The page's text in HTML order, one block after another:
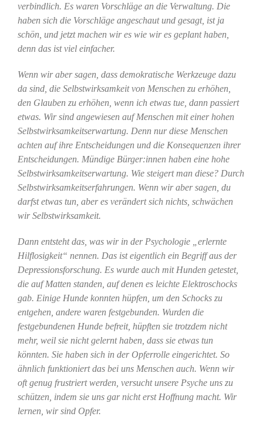
verbindlich. Es waren Vorschläge an die Verwaltung. Die
haben sich die Vorschläge angeschaut und gesagt, ist ja
schön, und jetzt machen wir es wie wir es geplant haben,
denn das ist viel einfacher.
Wenn wir aber sagen, dass demokratische Werkzeuge dazu
da sind, die Selbstwirksamkeit von Menschen zu erhöhen,
den Glauben zu erhöhen, wenn ich etwas tue, dann passiert
etwas. Wir sind angewiesen auf Menschen mit einer hohen
Selbstwirksamkeitserwartung. Denn nur diese Menschen
achten auf ihre Entscheidungen und die Konsequenzen ihrer
Entscheidungen. Mündige Bürger:innen haben eine hohe
Selbstwirksamkeitserwartung. Wie steigert man diese? Durch
Selbstwirksamkeitserfahrungen. Wenn wir aber sagen, du
darfst etwas tun, aber es verändert sich nichts, schwächen
wir Selbstwirksamkeit.
Dann entsteht das, was wir in der Psychologie „erlernte
Hilflosigkeit“ nennen. Das ist eigentlich ein Begriff aus der
Depressionsforschung. Es wurde auch mit Hunden getestet,
die auf Matten standen, auf denen es leichte Elektroschocks
gab. Einige Hunde konnten hüpfen, um den Schocks zu
entgehen, andere waren festgebunden. Wurden die
festgebundenen Hunde befreit, hüpften sie trotzdem nicht
mehr, weil sie nicht gelernt haben, dass sie etwas tun
könnten. Sie haben sich in der Opferrolle eingerichtet. So
ähnlich funktioniert das bei uns Menschen auch. Wenn wir
oft genug frustriert werden, versucht unsere Psyche uns zu
schützen, indem sie uns gar nicht erst Hoffnung macht. Wir
lernen, wir sind Opfer.